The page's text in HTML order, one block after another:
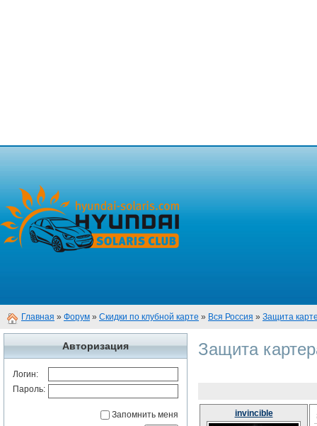
Главная » Форум » Скидки по клубной карте » Вся Россия » Защита
Авторизация
Логин:
Пароль:
Запомнить меня
Защита
invincible